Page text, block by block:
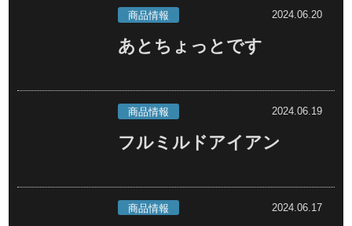
2024.06.20
商品情報
あとちょっとです
2024.06.19
商品情報
フルミルドアイアン
2024.06.17
商品情報